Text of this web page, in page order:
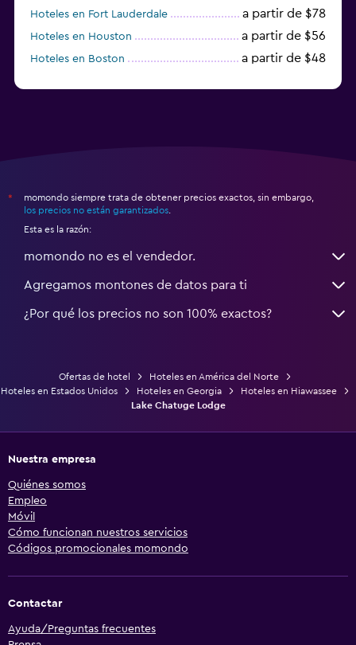
Hoteles en Fort Lauderdale a partir de $78
Hoteles en Houston a partir de $56
Hoteles en Boston a partir de $48
*
momondo siempre trata de obtener precios exactos, sin embargo,
los precios no están garantizados
Esta es la razón:
momondo no es el vendedor.
Agregamos montones de datos para ti
¿Por qué los precios no son 100% exactos?
Ofertas de hotel
Hoteles en América del Norte
Hoteles en Estados Unidos
Hoteles en Georgia
Hoteles en Hiawassee
Lake Chatuge Lodge
Nuestra empresa
Quiénes somos
Empleo
Móvil
Cómo funcionan nuestros servicios
Códigos promocionales momondo
Contactar
Ayuda/Preguntas frecuentes